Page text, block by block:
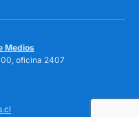
Medios
oficina 2407